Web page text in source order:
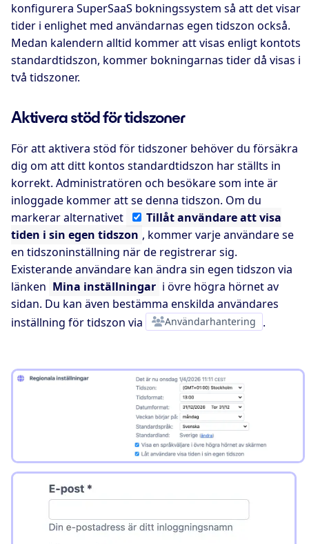
konfigurera SuperSaaS bokningssystem så att det visar
tider i enlighet med användarnas egen tidszon också.
Medan kalendern alltid kommer att visas enligt kontots
standardtidszon, kommer bokningarnas tider då visas i
två tidszoner.
Aktivera stöd för tidszoner
För att aktivera stöd för tidszoner behöver du försäkra
dig om att ditt kontos standardtidszon har ställts in
korrekt. Administratören och besökare som inte är
inloggade kommer att se denna tidszon. Om du
markerar alternativet
Tillåtanvändare att visa
tiden i sin egen tidszon , kommer varje användare se
en tidszoninställning när de registrerar sig.
Existerande användare kan ändra sin egen tidszon via
länken Mina inställningar i övre högra hörnet av
sidan. Du kan även bestämma enskilda användares
inställning för tidszon via
Användarhantering .